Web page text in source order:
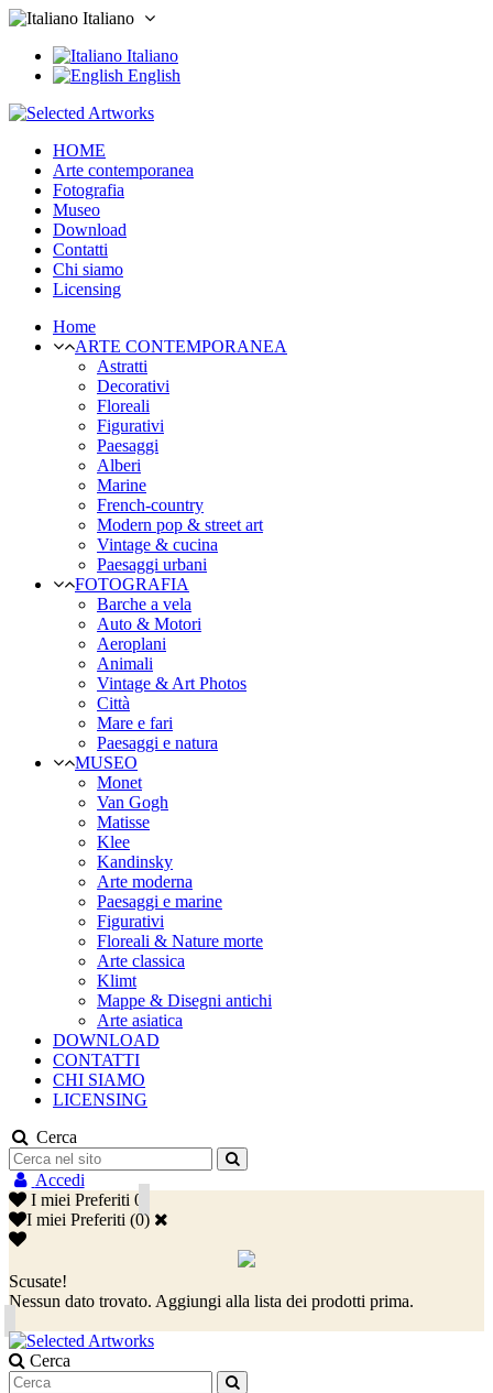
Italiano
Italiano
English
HOME
Arte contemporanea
Fotografia
Museo
Download
Contatti
Chi siamo
Licensing
Home
ARTE CONTEMPORANEA
Astratti
Decorativi
Floreali
Figurativi
Paesaggi
Alberi
Marine
French-country
Modern pop & street art
Vintage & cucina
Paesaggi urbani
FOTOGRAFIA
Barche a vela
Auto & Motori
Aeroplani
Animali
Vintage & Art Photos
Città
Mare e fari
Paesaggi e natura
MUSEO
Monet
Van Gogh
Matisse
Klee
Kandinsky
Arte moderna
Paesaggi e marine
Figurativi
Floreali & Nature morte
Arte classica
Klimt
Mappe & Disegni antichi
Arte asiatica
DOWNLOAD
CONTATTI
CHI SIAMO
LICENSING
Cerca
Accedi
I miei Preferiti 0
I miei Preferiti (0)
Scusate!
Nessun dato trovato. Aggiungi alla lista dei prodotti prima.
Cerca